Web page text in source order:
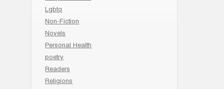
Lgbtq
Non-Fiction
Novels
Personal Health
poetry
Readers
Religions